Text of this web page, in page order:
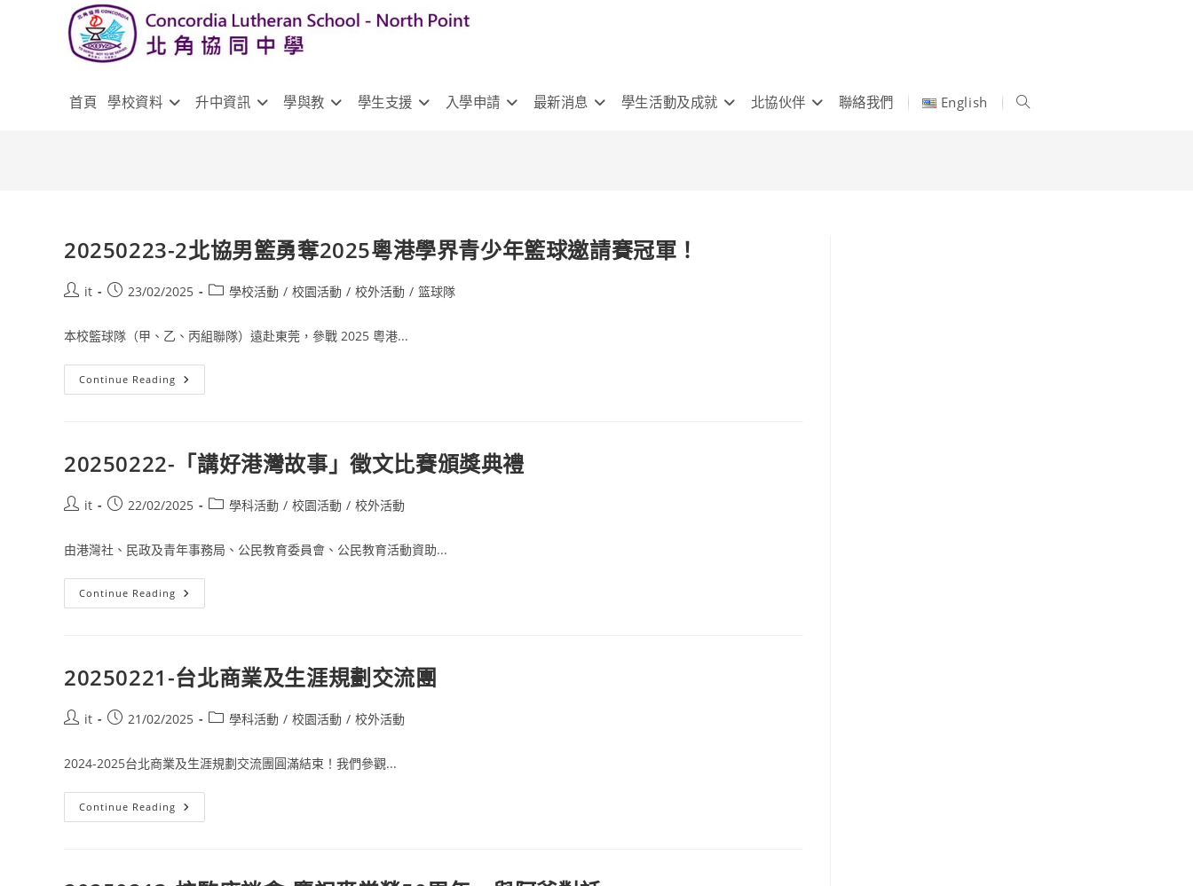
首頁 學校資料 升中資訊 學與教 學生支援 入學申請 最新消息 學生活動及成就 北協伙伴 聯絡我們 English
20250223-2北協男籃勇奪2025粵港學界青少年籃球邀請賽冠軍！
it 23/02/2025 學校活動 / 校園活動 / 校外活動 / 篮球隊
本校籃球隊（甲、乙、丙組聯隊）遠赴東莞，參戰 2025 粵港...
Continue Reading
20250222-「講好港灣故事」徵文比賽頒獎典禮
it 22/02/2025 學科活動 / 校園活動 / 校外活動
由港灣社、民政及青年事務局、公民教育委員會、公民教育活動資助...
Continue Reading
20250221-台北商業及生涯規劃交流團
it 21/02/2025 學科活動 / 校園活動 / 校外活動
2024-2025台北商業及生涯規劃交流團圓滿結束！我們參觀...
Continue Reading